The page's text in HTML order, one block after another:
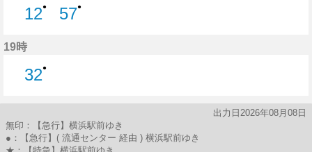
12●
57●
19時
32●
出力日2026年08月08日
無印：【急行】横浜駅前ゆき
●：【急行】( 流通センター 経由 ) 横浜駅前ゆき